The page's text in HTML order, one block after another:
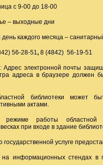
с 9-00 до 18-00
– выходные дни
каждого месяца –
56-28-51, 8 (4842) 56-19-51
Адрес электронной почты
адреса в браузере должен
библиотеки может
актами.
режиме работы областной
при входе в здание
услуге
на информационных стендах в